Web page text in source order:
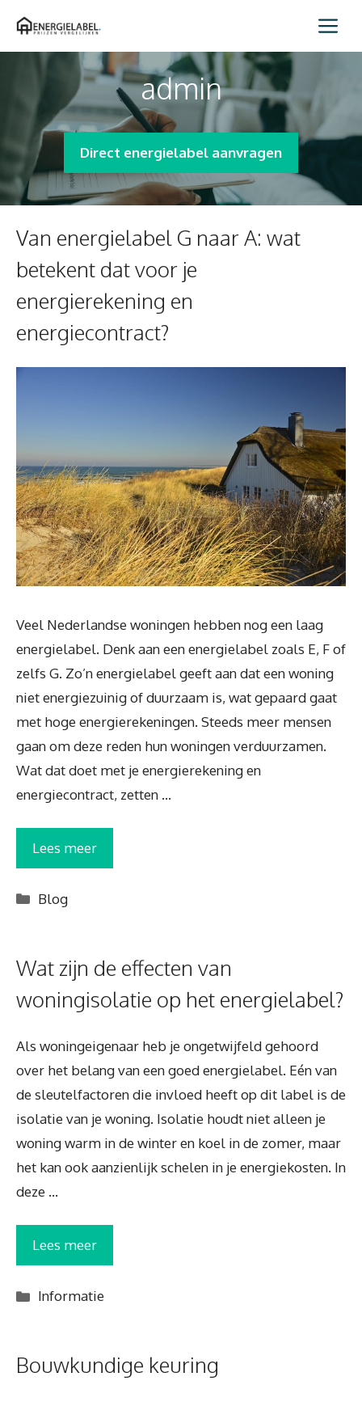
naar
admin
Direct energielabel aanvragen
Van energielabel G naar A: wat
betekent dat voor je
energierekening en
energiecontract?
Veel Nederlandse woningen hebben nog een laag
energielabel. Denk aan een energielabel zoals E, F of
zelfs G. Zo’n energielabel geeft aan dat een woning
niet energiezuinig of duurzaam is, wat gepaard gaat
met hoge energierekeningen. Steeds meer mensen
gaan om deze reden hun woningen verduurzamen.
Wat dat doet met je energierekening en
energiecontract, zetten …
Lees meer
Categorieën
Blog
Wat zijn de effecten van
woningisolatie op het energielabel?
Als woningeigenaar heb je ongetwijfeld gehoord
over het belang van een goed energielabel. Eén van
de sleutelfactoren die invloed heeft op dit label is de
isolatie van je woning. Isolatie houdt niet alleen je
woning warm in de winter en koel in de zomer, maar
het kan ook aanzienlijk schelen in je energiekosten. In
deze …
Lees meer
Categorieën
Informatie
Bouwkundige keuring